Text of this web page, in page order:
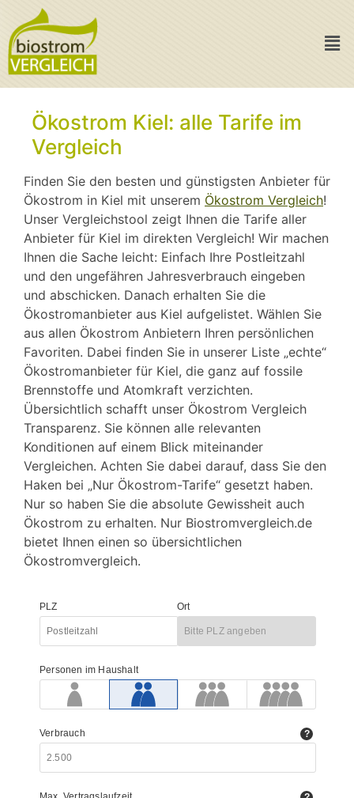
Ökostrom Kiel: alle Tarife im
Vergleich
Finden Sie den besten und günstigsten Anbieter für
Ökostrom in Kiel mit unserem Ökostrom Vergleich!
Unser Vergleichstool zeigt Ihnen die Tarife aller
Anbieter für Kiel im direkten Vergleich! Wir machen
Ihnen die Sache leicht: Einfach Ihre Postleitzahl
und den ungefähren Jahresverbrauch eingeben
und abschicken. Danach erhalten Sie die
Ökostromanbieter aus Kiel aufgelistet. Wählen Sie
aus allen Ökostrom Anbietern Ihren persönlichen
Favoriten. Dabei finden Sie in unserer Liste „echte“
Ökostromanbieter für Kiel, die ganz auf fossile
Brennstoffe und Atomkraft verzichten.
Übersichtlich schafft unser Ökostrom Vergleich
Transparenz. Sie können alle relevanten
Konditionen auf einem Blick miteinander
Vergleichen. Achten Sie dabei darauf, dass Sie den
Haken bei „Nur Ökostrom-Tarife“ gesetzt haben.
Nur so haben Sie die absolute Gewissheit auch
Ökostrom zu erhalten. Nur Biostromvergleich.de
bietet Ihnen einen so übersichtlichen
Ökostromvergleich.